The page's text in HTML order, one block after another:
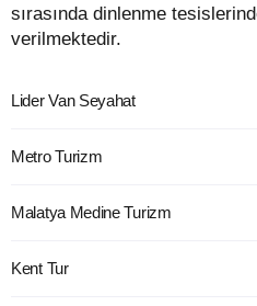
sırasında dinlenme
verilmektedir.
Lider Van Seyahat
Metro Turizm
Malatya Medine Turizm
Kent Tur